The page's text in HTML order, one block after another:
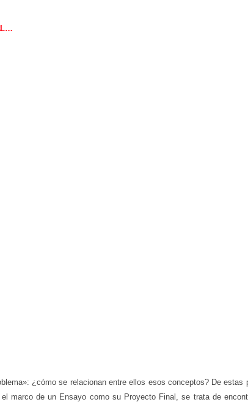
¿cómo se relacionan entre ellos esos conceptos? De
marco de un Ensayo como su Proyecto Final, se trata de